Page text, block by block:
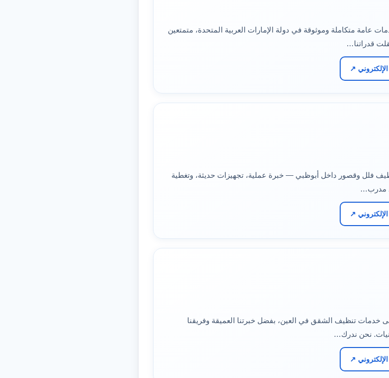
عامة متكاملة وموثوقة في دولة الإمارات العربية المتحدة، متمتعين
قدراتنا…
↗
فلل وقصور داخل أبوظبي — خبرة عملية، تجهيزات حديثة، وتغطية
مدرب…
↗
خدمات تنظيف الشقق في العين، بفضل خبرتنا العميقة وفريقنا
نحن ندرك…
↗